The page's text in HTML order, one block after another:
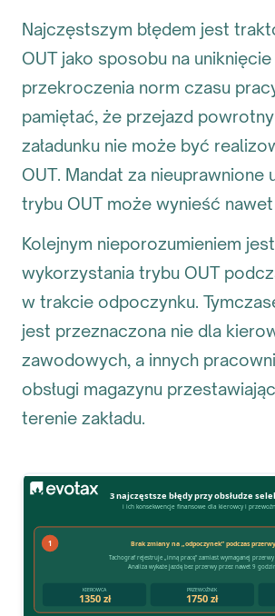
Najczęstszym błędem jest
OUT jako sposobu na uniknięcie
przekroczenia norm czasu
pamiętać, że przejazd
załadunku nie może być
OUT. Mandat za nieuprawnione
trybu OUT może wynieść nawet
Kolejnym nieporozumieniem
wykorzystania trybu OUT
w trakcie odpoczynku.
jest przeznaczona nie dla
zawodowych, a innych
obsługi magazynu
terenie zakładu.